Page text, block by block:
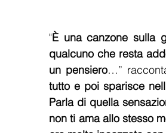
"È una canzone sulla
qualcuno che resta
un pensiero…”
tutto e poi sparisce
Parla di quella
non ti ama allo stesso